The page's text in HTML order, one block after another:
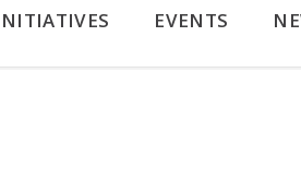
EVENTS